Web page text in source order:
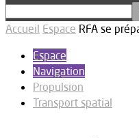
Accueil Espace RFA se
Espace
Navigation
Propulsion
Transport spatial